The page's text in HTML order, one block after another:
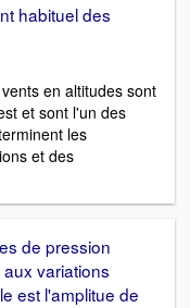
habituel des
en altitudes sont
et sont l'un des
les
et des
de pression
variations
est l'amplitue de